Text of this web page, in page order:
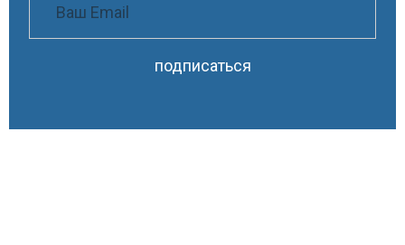
подписаться